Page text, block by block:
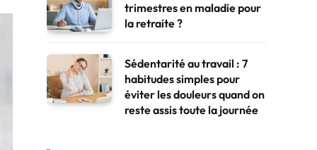
trimestres en maladie pour
la retraite ?
Sédentarité au travail : 7
habitudes simples pour
éviter les douleurs quand on
reste assis toute la journée